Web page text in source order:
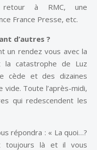
à RMC, une
France Presse, etc.
d’autres ?
un rendez vous avec la
catastrophe de Luz
cède et des dizaines
Toute l’après-midi,
qui redescendent les
répondra : « La quoi…?
toujours là et il vous